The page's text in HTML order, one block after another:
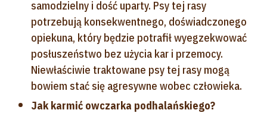
samodzielny i dość uparty. Psy tej rasy
potrzebują konsekwentnego, doświadczonego
opiekuna, który będzie potrafił wyegzekwować
posłuszeństwo bez użycia kar i przemocy.
Niewłaściwie traktowane psy tej rasy mogą
bowiem stać się agresywne wobec człowieka.
Jak karmić owczarka podhalańskiego?